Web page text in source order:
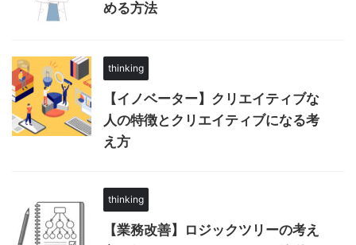
める方法
thinking
【イノベーター】クリエイティブな
人の特徴とクリエイティブになる考
え方
thinking
【業務改善】ロジックツリーの考え